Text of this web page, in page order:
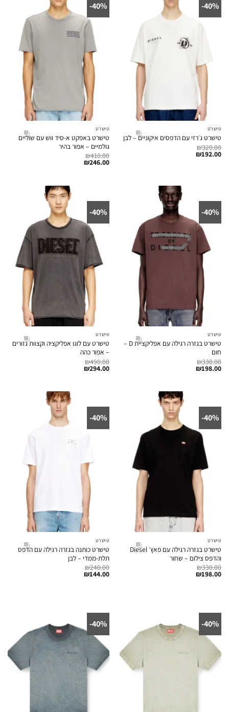
40%-
טישרט
טישרט ג׳רזי עם הדפסים איקוניים – לבן
₪320.00
₪192.00
40%-
טישרט
טישרט באפקט א-סיד ווש עם שוליים
גולמיים – אפור בהיר
₪410.00
₪246.00
40%-
טישרט
טישרט בגזרה רגילה עם אפליקציית D –
חום
₪330.00
₪198.00
40%-
טישרט
טישרט עם לוגו אפליקציה וקצוות גזורים
– אפור כהה
₪490.00
₪294.00
40%-
טישרט
טישרט בגזרה רגילה עם פאץ׳ Diesel
והדפס צילום – שחור
₪330.00
₪198.00
40%-
טישרט
טישרט כותנה בגזרה רגילה עם הדפס
תלת-ממדי – לבן
₪240.00
₪144.00
40%-
40%-